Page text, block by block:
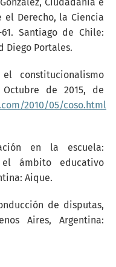
el Derecho, la Ciencia
Santiago de Chile:
Diego Portales.
constitucionalismo
de 2015, de
2010/05/coso.html
en la escuela:
ámbito educativo
Aique.
de disputas,
Aires, Argentina: